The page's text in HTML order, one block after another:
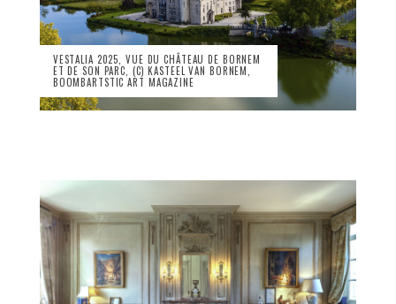
VESTALIA 2025, VUE DU CHÂTEAU DE BORNEM
ET DE SON PARC, (C) KASTEEL VAN BORNEM,
BOOMBARTSTIC ART MAGAZINE